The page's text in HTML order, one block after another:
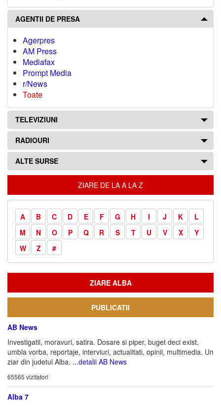
AGENTII DE PRESA
Agerpres
AM Press
Mediafax
Prompt Media
r/News
Toate
TELEVIZIUNI
RADIOURI
ALTE SURSE
ZIARE DE LA A LA Z
A B C D E F G H I J K
L
M
N O P Q R S T U V X
Y
W
Z #
ZIARE ALBA
PUBLICATII
AB News
Investigatii, moravuri, satira. Dosare si piper, buget deci exist,
umbla vorba, reportaje, interviuri, actualitati, opinii, multimedia. Un
ziar din judetul Alba. ...detalii AB News
65565 vizitatori
Alba 7